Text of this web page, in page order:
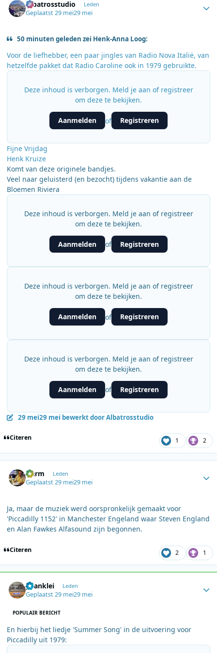
Albatrosstudio Leden
Geplaatst29 mei29 mei
50 minuten geleden zei Henk-Anna Loog:
Voor de liefhebber, een paar jingles van Radio Nova Italië, van
hetzelfde pakket dat Radio Caroline ook in 1979 gebruikte.
Deze inhoud is verborgen. Meld je aan of registreer
om deze te bekijken.
Aanmelden of Registreren
Fijne Vrijdag
Henk Kruize
Komt van deze originele bandjes.
Veel naar geluisterd (en bezocht) tijdens vakantie aan de
Bloemen Riviera
Deze inhoud is verborgen. Meld je aan of registreer
om deze te bekijken.
Aanmelden of Registreren
Deze inhoud is verborgen. Meld je aan of registreer
om deze te bekijken.
Aanmelden of Registreren
Deze inhoud is verborgen. Meld je aan of registreer
om deze te bekijken.
Aanmelden of Registreren
29 mei29 mei bewerkt door Albatrosstudio
Citeren 1 2
Harm Leden
Geplaatst29 mei29 mei
Ja, maar de muziek werd oorspronkelijk gemaakt voor
'Piccadilly 1152' in Manchester Engeland waar Steven England
en Alan Fawkes Alfasound zijn begonnen.
Citeren 2 1
pvanklei Leden
Geplaatst29 mei29 mei
POPULAIR BERICHT
En hierbij het liedje 'Summer Song' in de uitvoering voor
Piccadilly uit 1979: